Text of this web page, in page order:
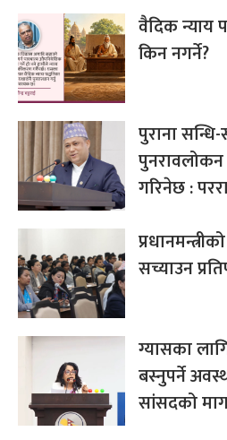
वैदिक न्याय
किन नगर्ने?
पुराना
पुनरावलोकन
गरिनेछ :
सच्याउन
ग्यासका
बस्नुपर्ने
सांसदको